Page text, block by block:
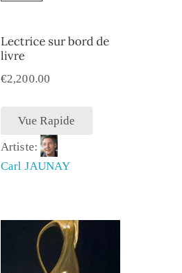
Lectrice sur bord de
livre
€2,200.00
Vue Rapide
Artiste:
Carl JAUNAY